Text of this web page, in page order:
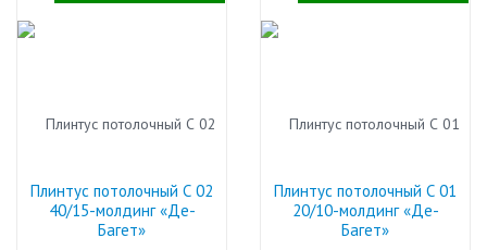
Плинтус потолочный С 02
40/15-молдинг «Де-
Багет»
Плинтус потолочный С 01
20/10-молдинг «Де-
Багет»